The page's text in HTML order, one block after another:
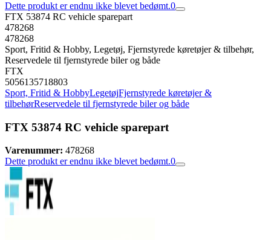
Dette produkt er endnu ikke blevet bedømt.0
FTX 53874 RC vehicle sparepart
478268
478268
Sport, Fritid & Hobby, Legetøj, Fjernstyrede køretøjer & tilbehør,
Reservedele til fjernstyrede biler og både
FTX
5056135718803
Sport, Fritid & HobbyLegetøjFjernstyrede køretøjer &
tilbehørReservedele til fjernstyrede biler og både
FTX 53874 RC vehicle sparepart
Varenummer: 478268
Dette produkt er endnu ikke blevet bedømt.0